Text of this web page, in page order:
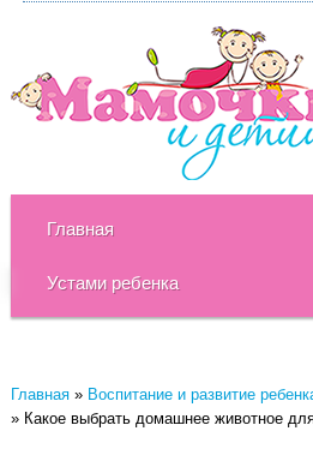
Главная
Устами ребенка
Главная» Воспитание и развитие
» Какое выбрать домашнее животное